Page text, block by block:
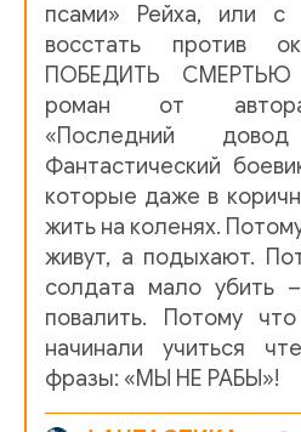
018
019
020
021
023
024
025
псами» Рейха, или с
восстать против
ПОБЕДИТЬ СМЕРТЬЮ
роман от
«Последний довод
Фантастический
которые даже в
жить на коленях.
живут, а подыхают.
солдата мало убить
повалить. Потому
начинали учиться
фразы: «МЫ НЕ РАБЫ»!